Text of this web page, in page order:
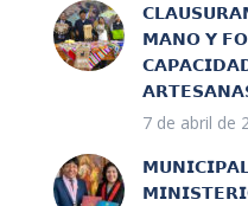
𝗠𝗔𝗡𝗢 𝗬
7 de abril de